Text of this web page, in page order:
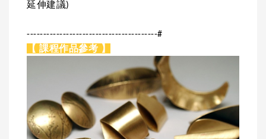
延伸建議)
----------------------------------------#
【 課程作品參考 】